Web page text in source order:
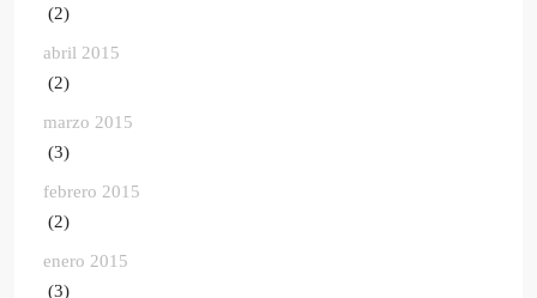
(2)
abril 2015
(2)
marzo 2015
(3)
febrero 2015
(2)
enero 2015
(3)